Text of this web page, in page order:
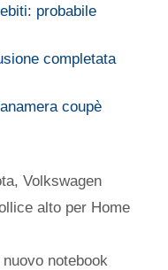
probabile
completata
coupè
,Volkswagen
alto per Home
notebook